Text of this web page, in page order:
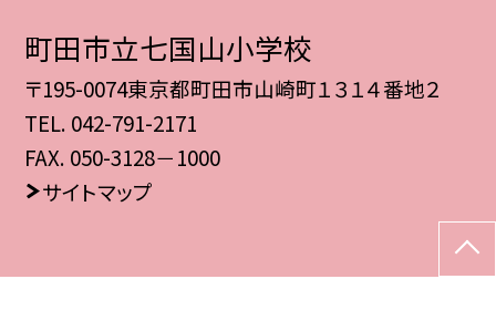
町田市立七国山小学校
〒195-0074東京都町田市山崎町１３１４番地２
TEL. 042-791-2171
FAX. 050-3128－1000
サイトマップ